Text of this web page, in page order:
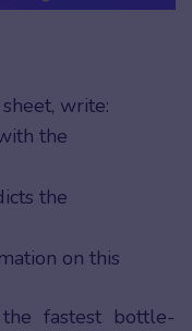
write:
the
the
on this
fastest bottle-